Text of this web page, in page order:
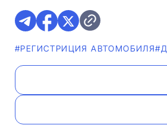
#РЕГИСТРИЦИЯ АВТОМОБИЛЯ